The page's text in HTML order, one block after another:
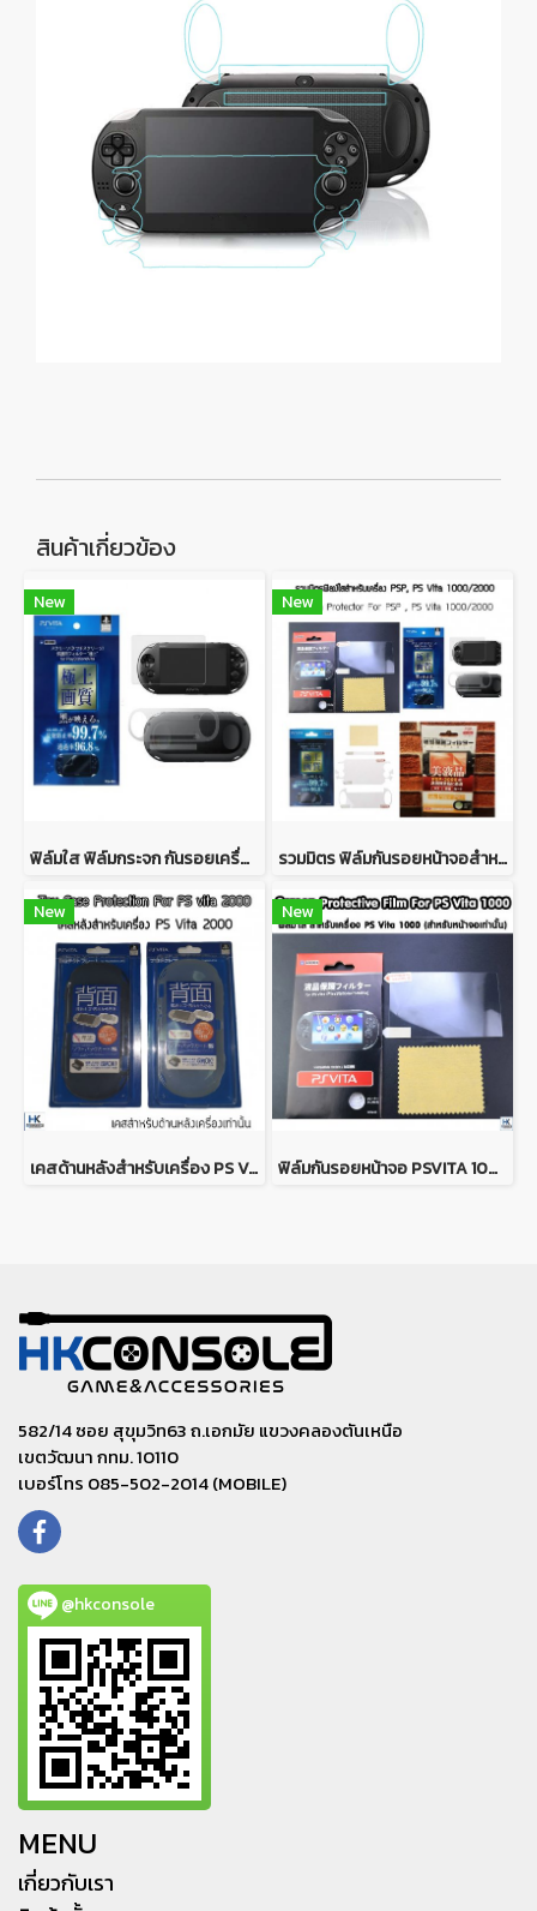
สินค้าเกี่ยวข้อง
New
ฟิล์มใส ฟิล์มกระจก กันรอยเครื่อง PS Vita 2000 ยี่ห้อ Hori คุณภาพดี Screen Protector For PSVITA 2000
New
รวมมิตร ฟิล์มกันรอยหน้าจอสำหรับเครื่อง PSP , PS VITA 1000, PS VITA 2000 ติดง่าย งานดี มีคุณภาพ ป้องกันรอบขีดข่วน
New
เคสด้านหลังสำหรับเครื่อง PS Vita 2000 งาน Tpu นิ่ม CASE For PSVITA 2000
New
ฟิล์มกันรอยหน้าจอ PSVITA 1000 (สำหรับติดหน้าจอ เท่านั้น)
582/14 ซอย สุขุมวิท63 ถ.เอกมัย แขวงคลองตันเหนือ
เขตวัฒนา กทม. 10110
เบอร์โทร 085-502-2014 (MOBILE)
@hkconsole
MENU
เกี่ยวกับเรา